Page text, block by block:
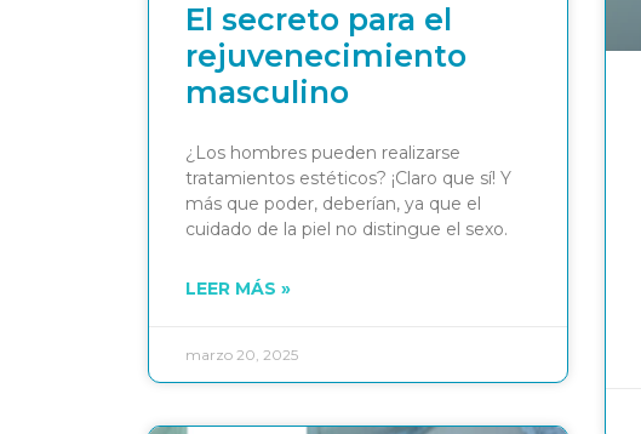
El secreto para el
rejuvenecimiento
masculino
¿Los hombres pueden realizarse
tratamientos estéticos? ¡Claro que sí! Y
más que poder, deberían, ya que el
cuidado de la piel no distingue el sexo.
LEER MÁS »
marzo 20, 2025